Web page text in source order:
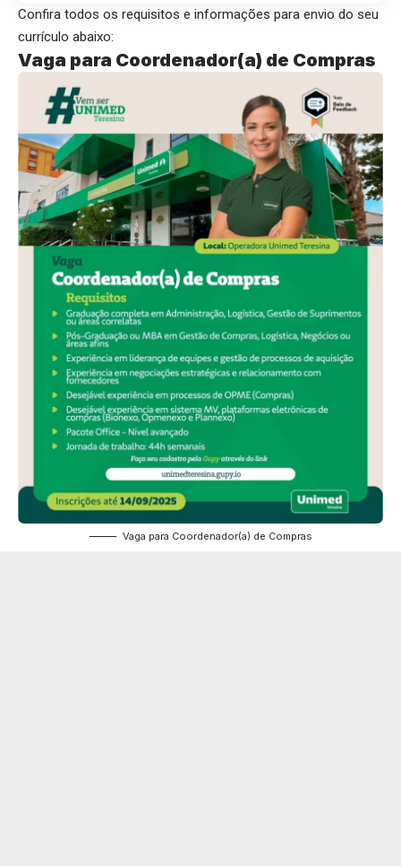
Confira todos os requisitos e informações para envio do seu
currículo abaixo:
Vaga para Coordenador(a) de Compras
Vaga para Coordenador(a) de Compras